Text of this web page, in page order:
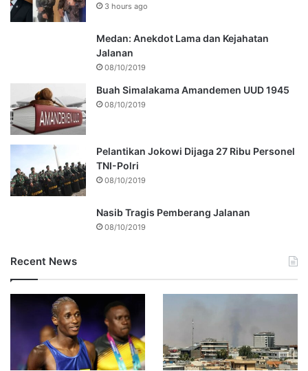
3 hours ago
Medan: Anekdot Lama dan Kejahatan
Jalanan
08/10/2019
Buah Simalakama Amandemen UUD 1945
08/10/2019
Pelantikan Jokowi Dijaga 27 Ribu Personel
TNI-Polri
08/10/2019
Nasib Tragis Pemberang Jalanan
08/10/2019
Recent News